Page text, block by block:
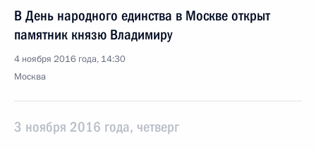
В День народного единства в Москве открыт
памятник князю Владимиру
4 ноября 2016 года, 14:30
Москва
3 ноября 2016 года, четверг